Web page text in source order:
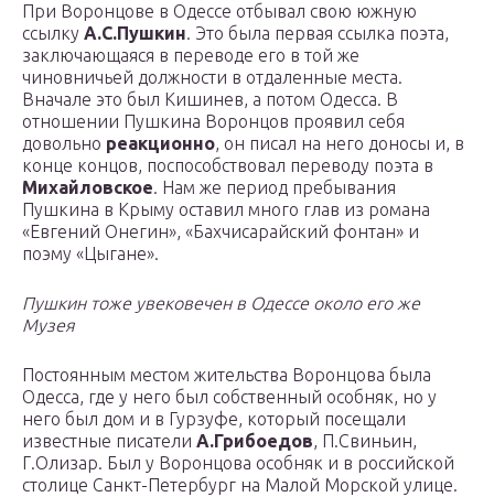
При Воронцове в Одессе отбывал свою южную
ссылку А.С.Пушкин. Это была первая ссылка поэта,
заключающаяся в переводе его в той же
чиновничьей должности в отдаленные места.
Вначале это был Кишинев, а потом Одесса. В
отношении Пушкина Воронцов проявил себя
довольно реакционно, он писал на него доносы и, в
конце концов, поспособствовал переводу поэта в
Михайловское. Нам же период пребывания
Пушкина в Крыму оставил много глав из романа
«Евгений Онегин», «Бахчисарайский фонтан» и
поэму «Цыгане».
Пушкин тоже увековечен в Одессе около его же
Музея
Постоянным местом жительства Воронцова была
Одесса, где у него был собственный особняк, но у
него был дом и в Гурзуфе, который посещали
известные писатели А.Грибоедов, П.Свиньин,
Г.Олизар. Был у Воронцова особняк и в российской
столице Санкт-Петербург на Малой Морской улице.